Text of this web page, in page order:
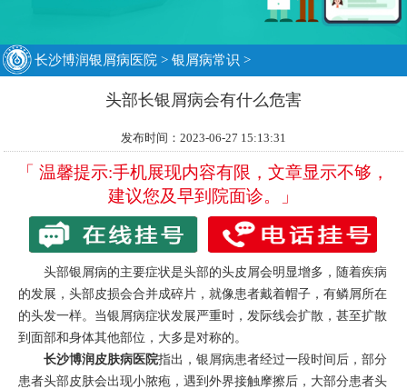
长沙博润银屑病医院 > 银屑病常识 >
头部长银屑病会有什么危害
发布时间：2023-06-27 15:13:31
「 温馨提示:手机展现内容有限，文章显示不够，
建议您及早到院面诊。」
头部银屑病的主要症状是头部的头皮屑会明显增多，随着疾病
的发展，头部皮损会合并成碎片，就像患者戴着帽子，有鳞屑所在
的头发一样。当银屑病症状发展严重时，发际线会扩散，甚至扩散
到面部和身体其他部位，大多是对称的。
长沙博润皮肤病医院指出，银屑病患者经过一段时间后，部分
患者头部皮肤会出现小脓疱，遇到外界接触摩擦后，大部分患者头